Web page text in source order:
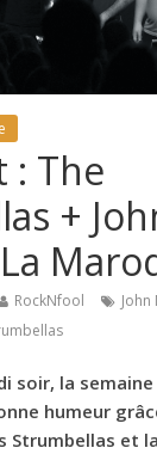
: The
+
RockNfool
soir, la
humeur
Strumbellas et